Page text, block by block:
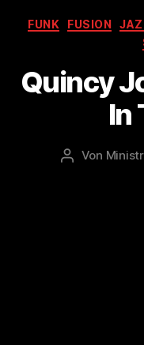
FUNK FUSION
Quincy
In
Beitragsautor
Von